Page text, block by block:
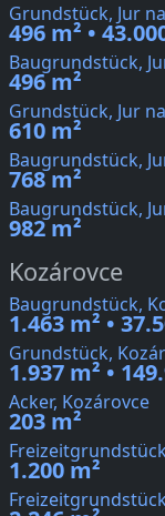
Grundstück, Jur
496 m² •
Baugrundstück,
496 m²
Grundstück, Jur
610 m²
Baugrundstück,
768 m²
Baugrundstück,
982 m²
Kozárovce
Baugrundstück,
1.463 m² •
Grundstück,
1.937 m² •
Acker, Kozárovce
203 m²
1.200 m²